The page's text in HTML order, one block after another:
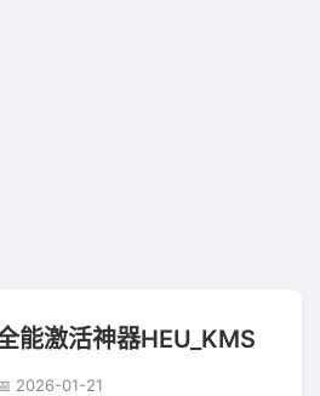
能激活神器HEU_KMS
2026-01-21